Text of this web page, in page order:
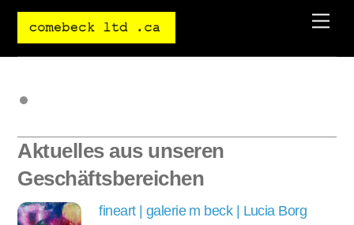
Aktuelles aus unseren
Geschäftsbereichen
fineart | galerie m beck | Lucia Borg